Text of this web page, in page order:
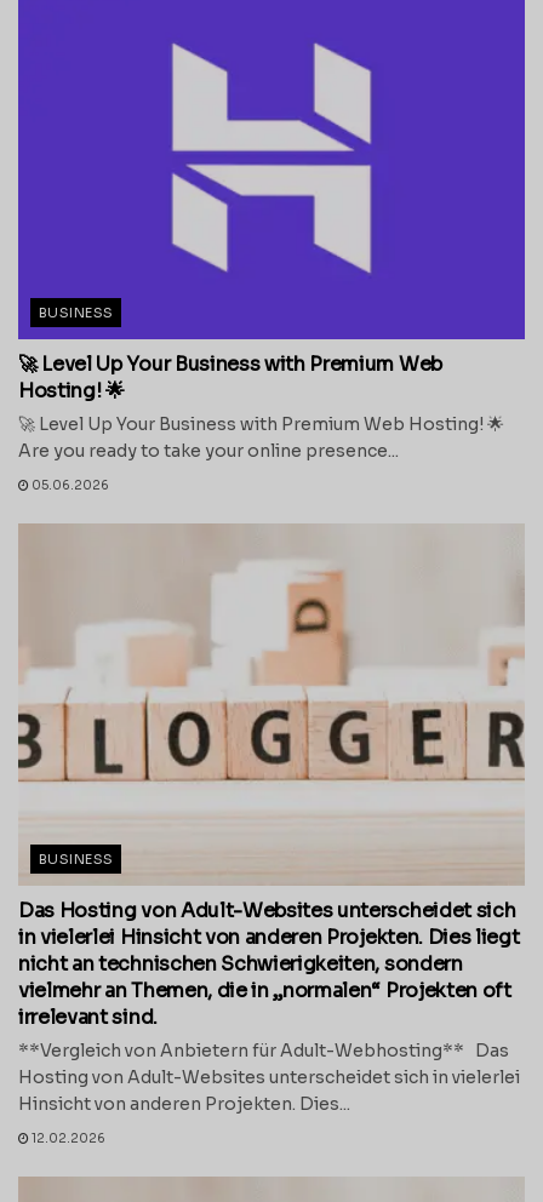
BUSINESS
🚀 Level Up Your Business with Premium Web
Hosting! 🌟
🚀 Level Up Your Business with Premium Web Hosting! 🌟
Are you ready to take your online presence...
05.06.2026
BUSINESS
Das Hosting von Adult-Websites unterscheidet sich
in vielerlei Hinsicht von anderen Projekten. Dies liegt
nicht an technischen Schwierigkeiten, sondern
vielmehr an Themen, die in „normalen“ Projekten oft
irrelevant sind.
**Vergleich von Anbietern für Adult-Webhosting** Das
Hosting von Adult-Websites unterscheidet sich in vielerlei
Hinsicht von anderen Projekten. Dies...
12.02.2026